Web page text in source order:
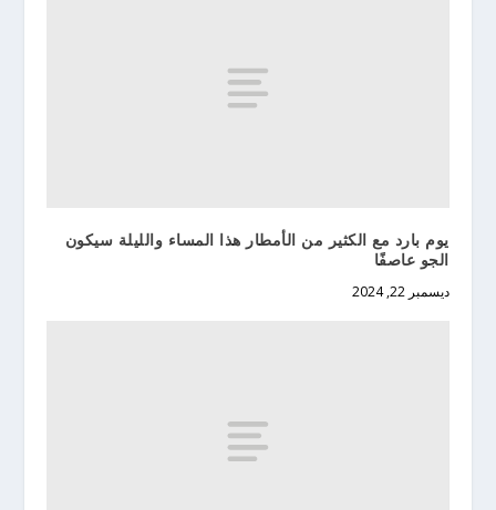
يوم بارد مع الكثير من الأمطار هذا المساء والليلة سيكون
الجو عاصفًا
ديسمبر 22, 2024